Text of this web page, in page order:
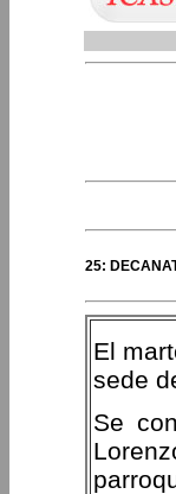
25:
El
sede
Se